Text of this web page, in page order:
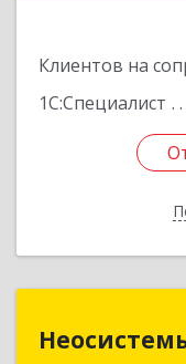
Клиентов на
1С:Специалист